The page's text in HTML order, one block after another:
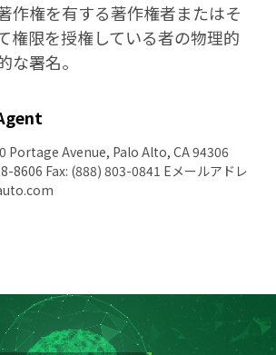
作権を有する著作権者またはそ
権限を授権している者の物理的
な署名。
Portage Avenue, Palo Alto, CA 94306
8606 Fax: (888) 803-0841 Eメールアドレ